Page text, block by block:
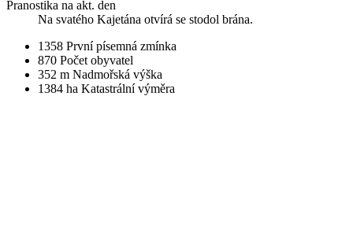
Pranostika na akt. den
Na svatého Kajetána otvírá se stodol brána.
1358 První písemná zmínka
870 Počet obyvatel
352 m Nadmořská výška
1384 ha Katastrální výměra